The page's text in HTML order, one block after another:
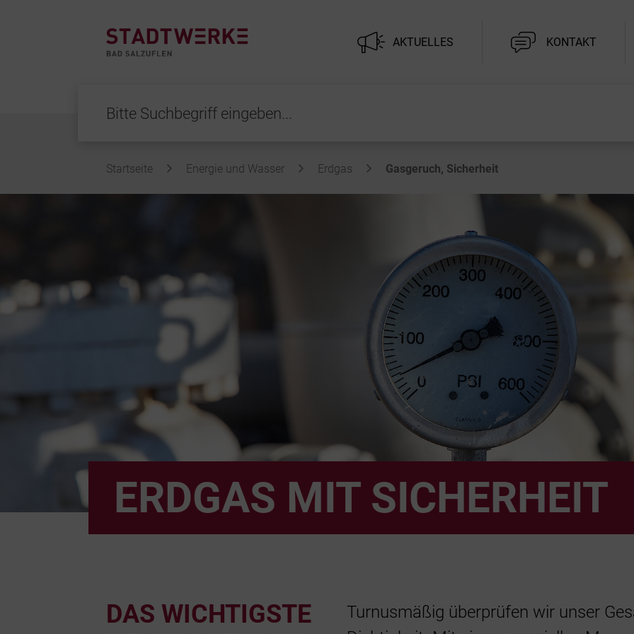
AKTUELLES KONTAKT
Startseite Energie und Wasser Erdgas Gasgeruch, Sicherheit
ERDGAS MIT SICHERHEIT
DAS WICHTIGSTE
Turnusmäßig überprüfen wir unser